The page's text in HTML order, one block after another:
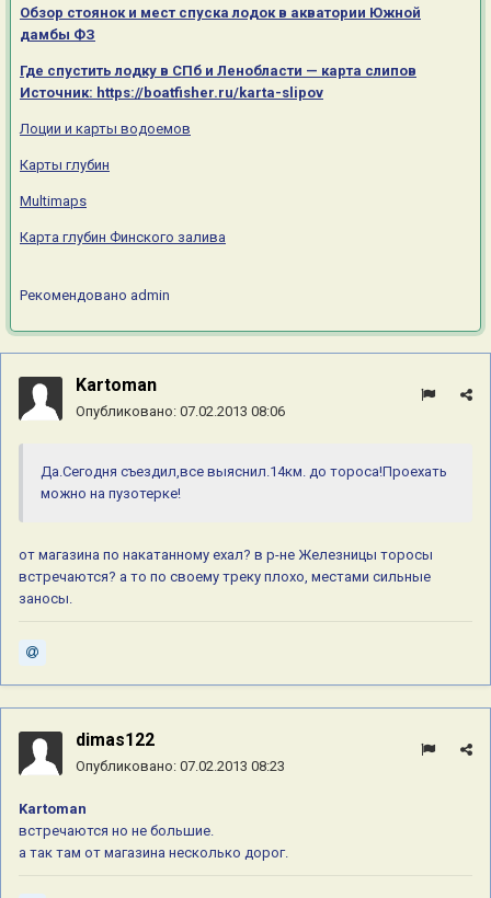
Обзор стоянок и мест спуска лодок в акватории Южной
дамбы ФЗ
Где спустить лодку в СПб и Ленобласти — карта слипов
Источник: https://boatfisher.ru/karta-slipov
Лоции и карты водоемов
Карты глубин
Multimaps
Карта глубин Финского залива
Рекомендовано admin
Kartoman
Опубликовано: 07.02.2013 08:06
Да.Сегодня съездил,все выяснил.14км. до тороса!Проехать
можно на пузотерке!
от магазина по накатанному ехал? в р-не Железницы торосы
встречаются? а то по своему треку плохо, местами сильные
заносы.
dimas122
Опубликовано: 07.02.2013 08:23
Kartoman
встречаются но не большие.
а так там от магазина несколько дорог.